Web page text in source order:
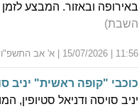
באירופה ובאזור. המבצע
השבת)
11:56 | 15/07/2026 | א' אב התשפ"ו
כוכבי "קופה ראשית" יניב